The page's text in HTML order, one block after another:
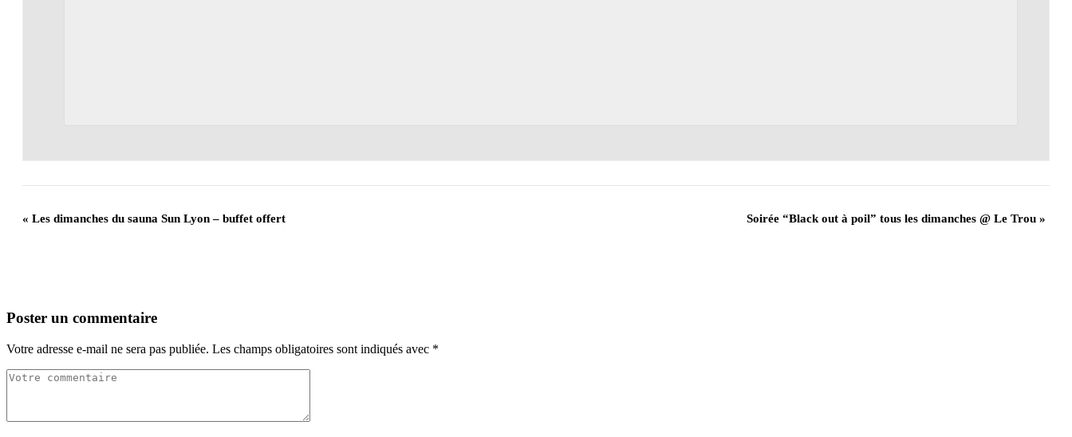
« Les dimanches du sauna Sun Lyon – buffet offert Soirée “Black out à poil” tous les dimanches @ Le Trou »
Poster un commentaire
Votre adresse e-mail ne sera pas publiée. Les champs obligatoires sont indiqués avec *